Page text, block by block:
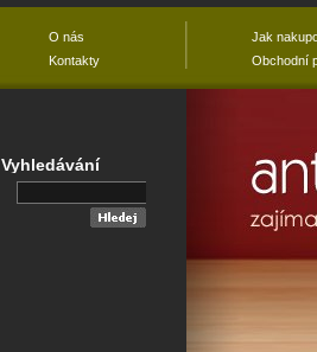
O nás
Kontakty
Jak
Obchodní
Vyhledávání